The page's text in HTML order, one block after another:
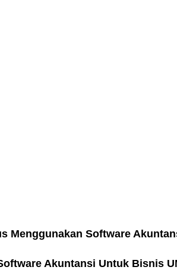
Menggunakan Software
Akuntansi Untuk Bisnis